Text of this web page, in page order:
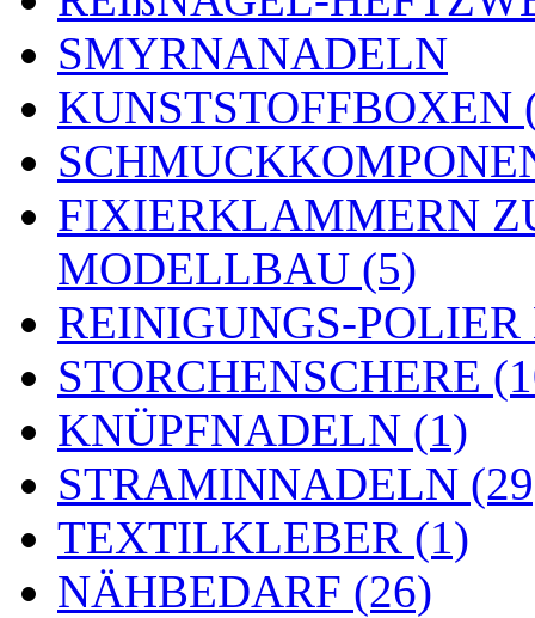
SMYRNANADELN
KUNSTSTOFFBOXEN
FIXIERKLAMMERN
MODELLBAU (5)
REINIGUNGS-
STORCHENSCHERE
KNÜPFNADELN (1)
STRAMINNADELN
TEXTILKLEBER (1)
NÄHBEDARF (26)